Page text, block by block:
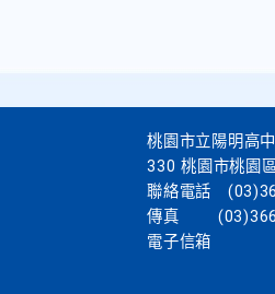
桃園市立陽明高
330 桃園市桃園
聯絡電話
傳真
電子信箱